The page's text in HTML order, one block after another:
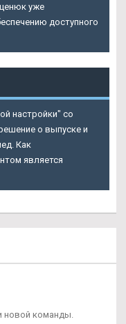
уже
доступного
настройки" со
о выпуске и
Как
является
новой команды.